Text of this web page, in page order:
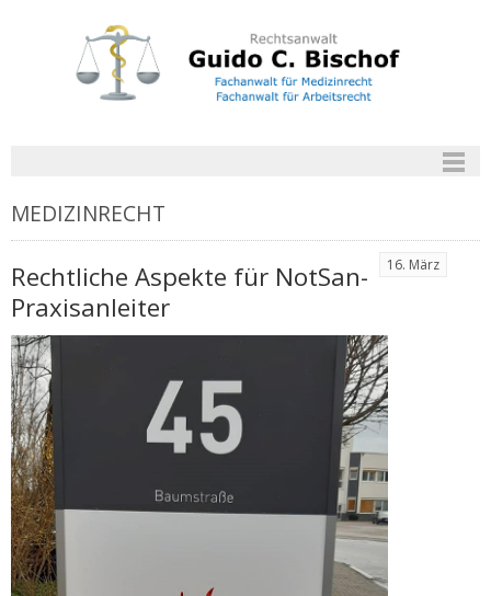
MEDIZINRECHT
16. März
Rechtliche Aspekte für NotSan-
Praxisanleiter